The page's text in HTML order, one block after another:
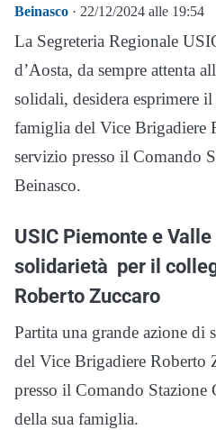
Beinasco · 22/12/2024 alle 19:54
La Segreteria Regionale
d’Aosta, da sempre attenta
solidali, desidera esprimere
famiglia del Vice Brigadiere
servizio presso il Comando
Beinasco.
USIC Piemonte e
solidarietà per il
Roberto Zuccaro
Partita una grande azione di
del Vice Brigadiere Roberto
presso il Comando Stazione
della sua famiglia.